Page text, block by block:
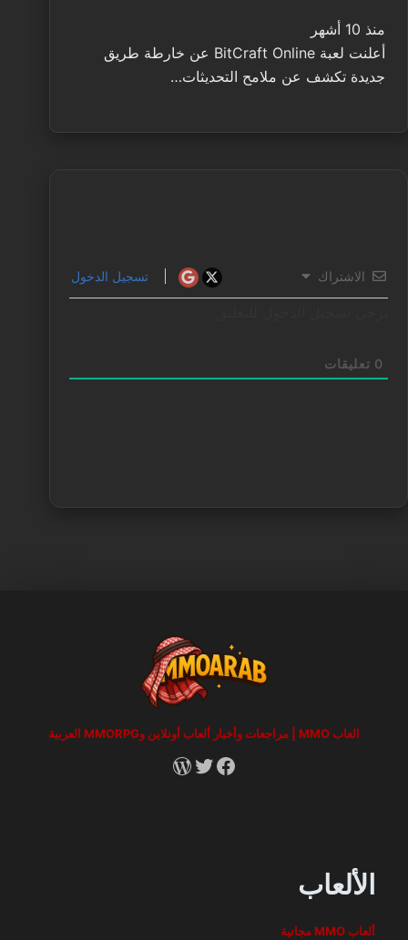
منذ 10 أشهر
أعلنت لعبة BitCraft Online عن خارطة طريق
جديدة تكشف عن ملامح التحديثات…
الاشتراك تسجيل الدخول
0 تعليقات
العاب MMO | مراجعات وأخبار ألعاب أونلاين وMMORPG العربية
Facebook
X
RSS
الألعاب
ألعاب MMO مجانية